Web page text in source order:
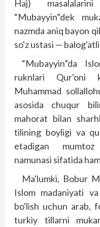
Haj)
“Mubayyin”dek
nazmda aniq bayon
so'z ustasi —
“Mubayyin”da
ruknlari Qur'oni
Muhammad
asosida chuqur
mahorat bilan
tilining boyligi va
etadigan
namunasi sifatida
Ma'lumki, Bobur
Islom madaniyati
bo'lish uchun arab,
turkiy tillarni